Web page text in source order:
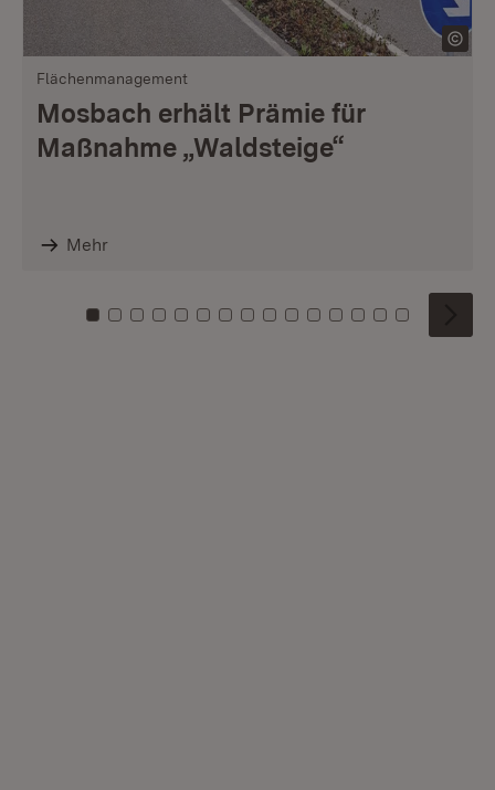
Flächenmanagement
Mosbach erhält Prämie für
Maßnahme „Waldsteige“
Mehr
Zu Kachel: 0
Zu Kachel: 1
Zu Kachel: 2
Zu Kachel: 3
Zu Kachel: 4
Zu Kachel: 5
Zu Kachel: 6
Zu Kachel: 7
Zu Kachel: 8
Zu Kachel: 9
Zu Kachel: 10
Zu Kachel: 11
Zu Kachel: 12
Zu Kachel:
Zu